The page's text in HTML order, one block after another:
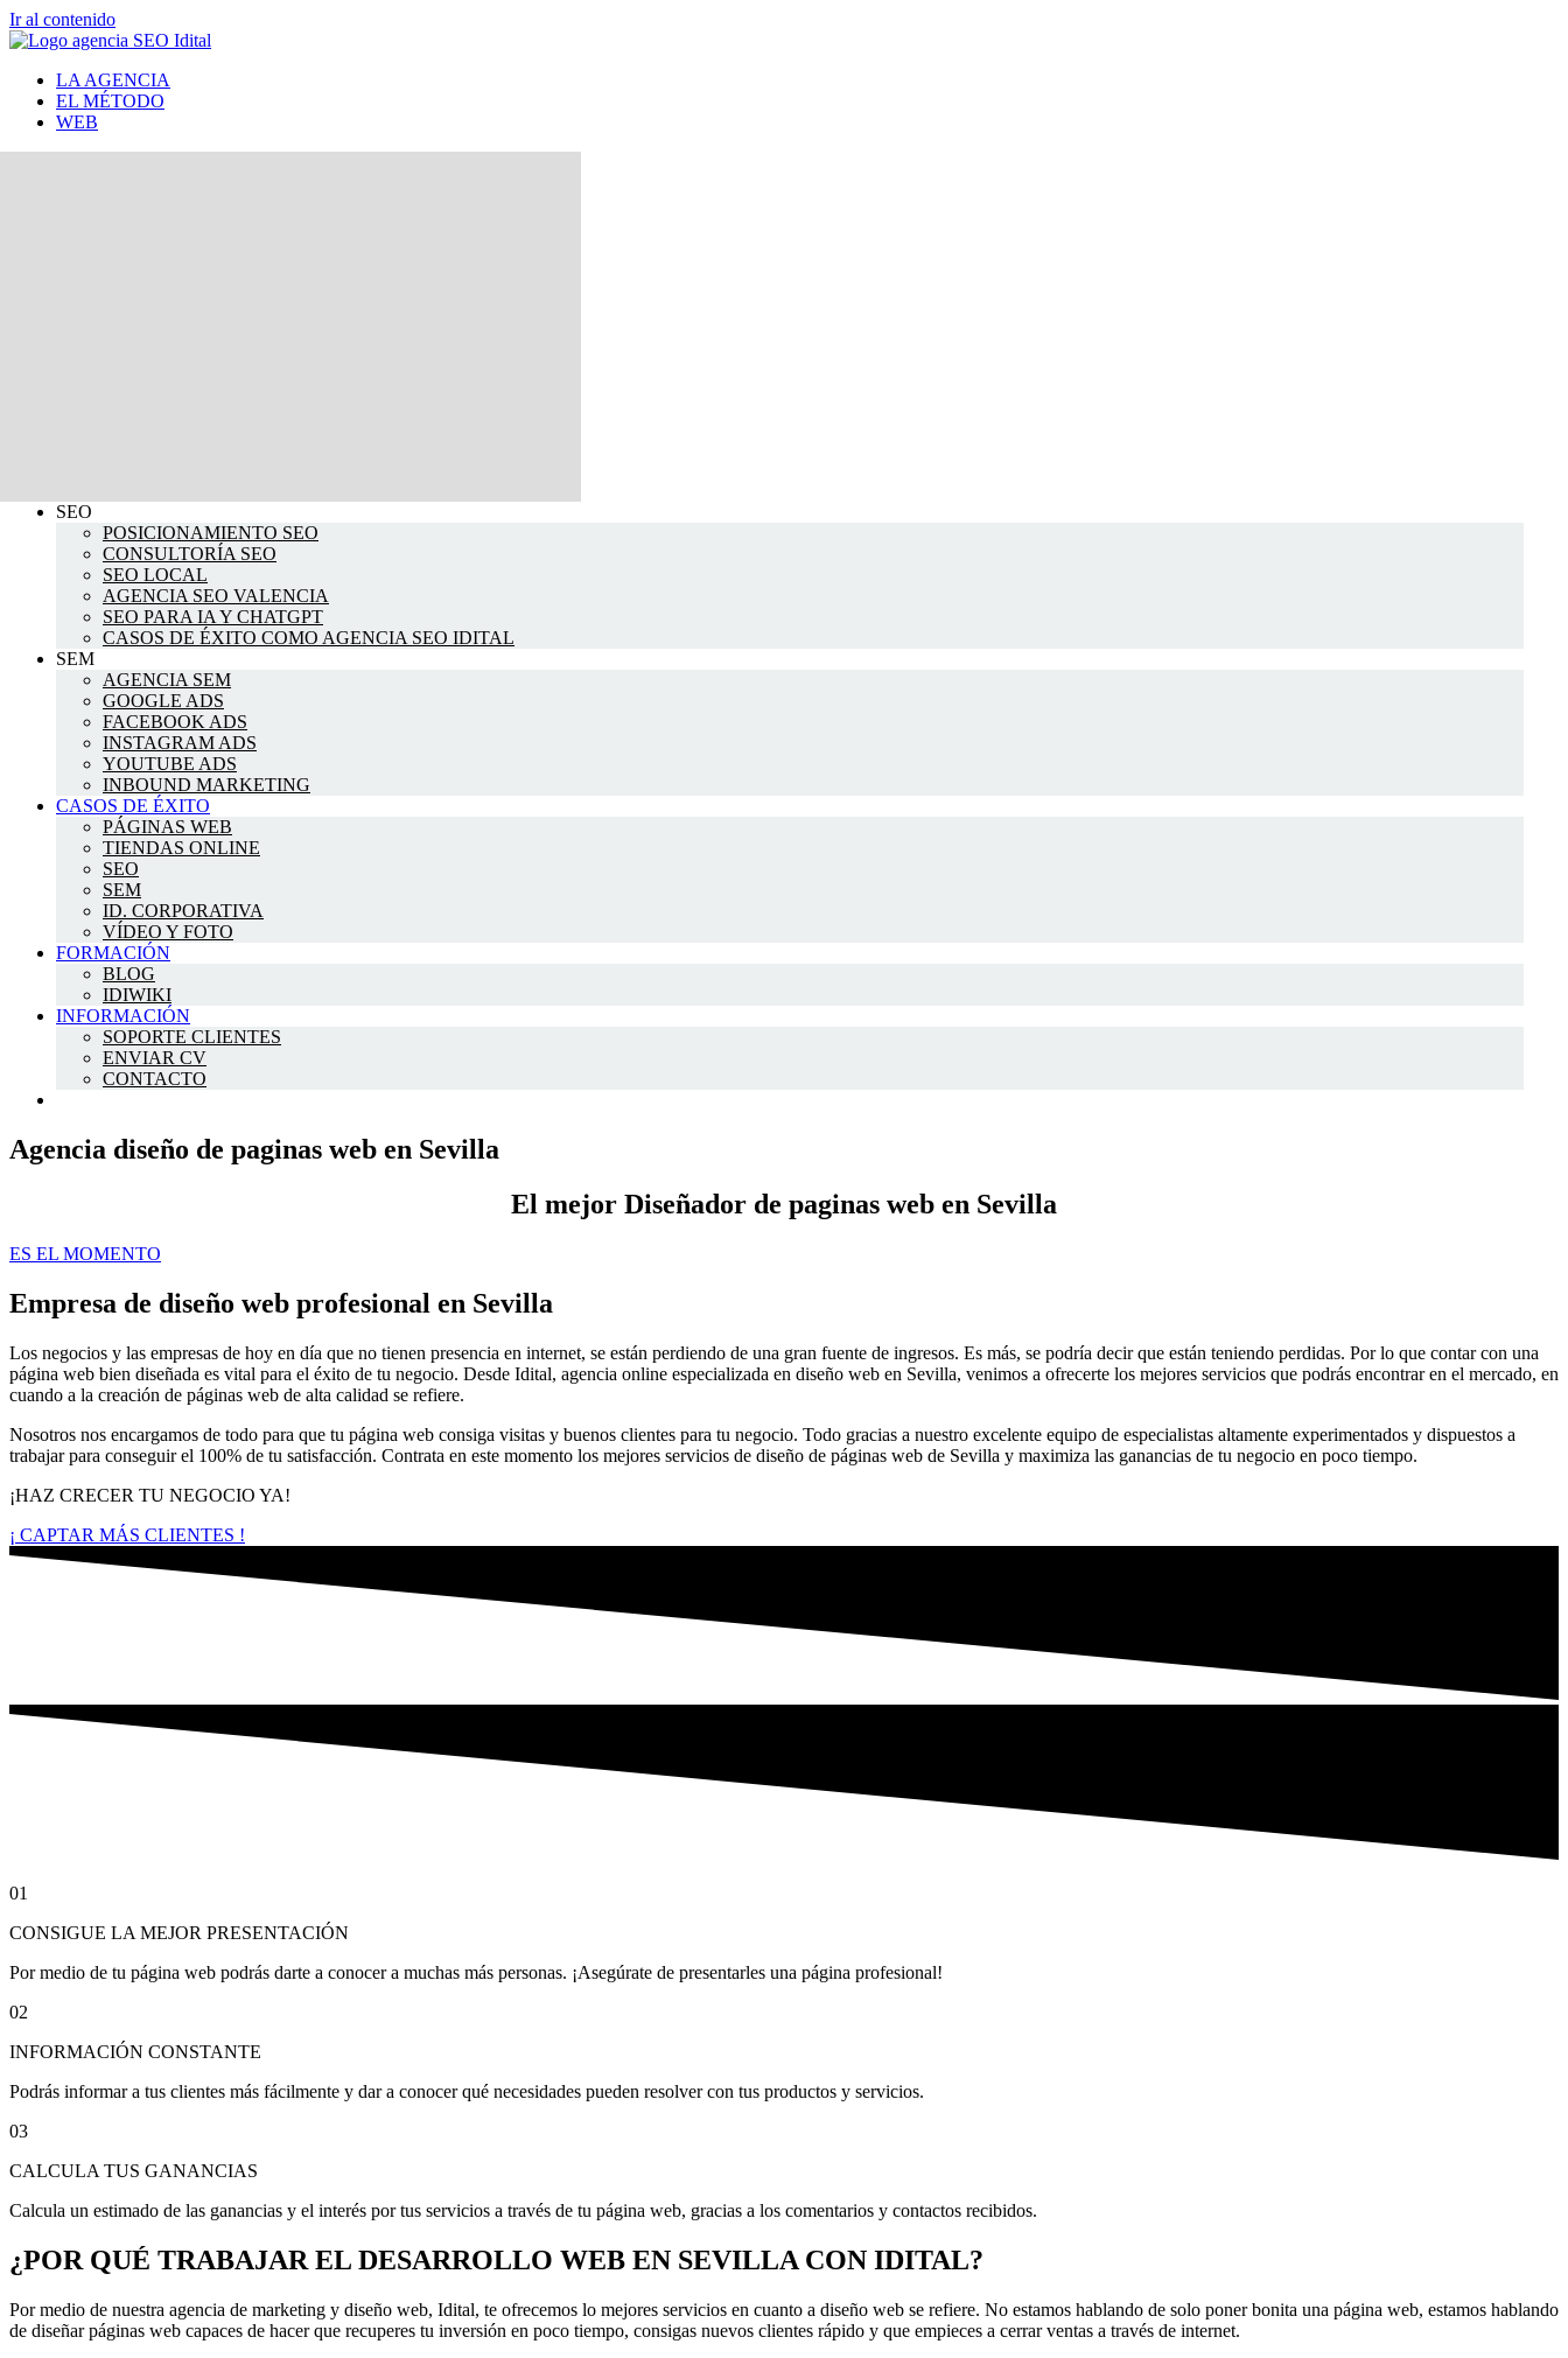
Ir al contenido
LA AGENCIA
EL MÉTODO
WEB
SEO
POSICIONAMIENTO SEO
CONSULTORÍA SEO
SEO LOCAL
AGENCIA SEO VALENCIA
SEO PARA IA Y CHATGPT
CASOS DE ÉXITO COMO AGENCIA SEO IDITAL
SEM
AGENCIA SEM
GOOGLE ADS
FACEBOOK ADS
INSTAGRAM ADS
YOUTUBE ADS
INBOUND MARKETING
CASOS DE ÉXITO
PÁGINAS WEB
TIENDAS ONLINE
SEO
SEM
ID. CORPORATIVA
VÍDEO Y FOTO
FORMACIÓN
BLOG
IDIWIKI
INFORMACIÓN
SOPORTE CLIENTES
ENVIAR CV
CONTACTO
Agencia diseño de paginas web en Sevilla
El mejor Diseñador de paginas web en Sevilla
ES EL MOMENTO
Empresa de diseño web profesional en Sevilla
Los negocios y las empresas de hoy en día que no tienen presencia en internet, se están perdiendo de una gran fuente de ingresos. Es más, se podría decir que están teniendo perdidas. Por lo que contar con una
página web bien diseñada es vital para el éxito de tu negocio. Desde Idital, agencia online especializada en diseño web en Sevilla, venimos a ofrecerte los mejores servicios que podrás encontrar en el mercado, en
cuando a la creación de páginas web de alta calidad se refiere.
Nosotros nos encargamos de todo para que tu página web consiga visitas y buenos clientes para tu negocio. Todo gracias a nuestro excelente equipo de especialistas altamente experimentados y dispuestos a
trabajar para conseguir el 100% de tu satisfacción. Contrata en este momento los mejores servicios de diseño de páginas web de Sevilla y maximiza las ganancias de tu negocio en poco tiempo.
¡HAZ CRECER TU NEGOCIO YA!
¡ CAPTAR MÁS CLIENTES !
01
CONSIGUE LA MEJOR PRESENTACIÓN
Por medio de tu página web podrás darte a conocer a muchas más personas. ¡Asegúrate de presentarles una página profesional!
02
INFORMACIÓN CONSTANTE
Podrás informar a tus clientes más fácilmente y dar a conocer qué necesidades pueden resolver con tus productos y servicios.
03
CALCULA TUS GANANCIAS
Calcula un estimado de las ganancias y el interés por tus servicios a través de tu página web, gracias a los comentarios y contactos recibidos.
¿POR QUÉ TRABAJAR EL DESARROLLO WEB EN SEVILLA CON IDITAL?
Por medio de nuestra agencia de marketing y diseño web, Idital, te ofrecemos lo mejores servicios en cuanto a diseño web se refiere. No estamos hablando de solo poner bonita una página web, estamos hablando
de diseñar páginas web capaces de hacer que recuperes tu inversión en poco tiempo, consigas nuevos clientes rápido y que empieces a cerrar ventas a través de internet.